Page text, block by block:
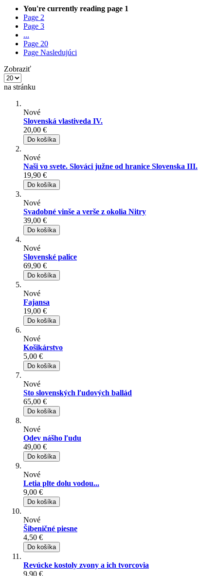
You're currently reading page 1
Page 2
Page 3
...
Page 20
Page Nasledujúci
Zobraziť
na stránku
Nové
Slovenská vlastiveda IV.
20,00 €
Do košíka
Nové
Naši vo svete. Slováci južne od hranice Slovenska III.
19,90 €
Do košíka
Nové
Svadobné vinše a verše z okolia Nitry
39,00 €
Do košíka
Nové
Slovenské palice
69,90 €
Do košíka
Nové
Fajansa
19,00 €
Do košíka
Nové
Košikárstvo
5,00 €
Do košíka
Nové
Sto slovenských ľudových ballád
65,00 €
Do košíka
Nové
Odev nášho ľudu
49,00 €
Do košíka
Nové
Letia plte dolu vodou...
9,00 €
Do košíka
Nové
Šibeničné piesne
4,50 €
Do košíka
Revúcke kostoly zvony a ich tvorcovia
9,90 €